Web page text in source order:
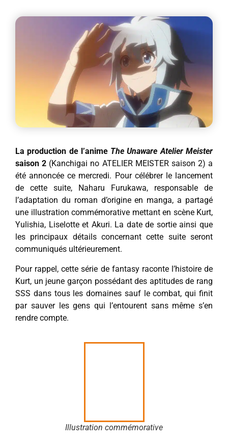
La production de l’anime The Unaware Atelier Meister
saison 2 (Kanchigai no ATELIER MEISTER saison 2) a
été annoncée ce mercredi. Pour célébrer le lancement
de cette suite, Naharu Furukawa, responsable de
l’adaptation du roman d’origine en manga, a partagé
une illustration commémorative mettant en scène Kurt,
Yulishia, Liselotte et Akuri. La date de sortie ainsi que
les principaux détails concernant cette suite seront
communiqués ultérieurement.
Pour rappel, cette série de fantasy raconte l’histoire de
Kurt, un jeune garçon possédant des aptitudes de rang
SSS dans tous les domaines sauf le combat, qui finit
par sauver les gens qui l’entourent sans même s’en
rendre compte.
Illustration commémorative